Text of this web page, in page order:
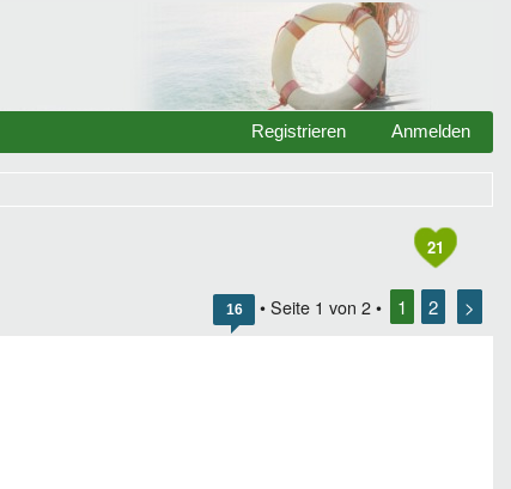
Anmelden
Registrieren
21
16 • Seite 1 von 2 • 1 2 >